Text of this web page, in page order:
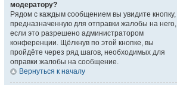
модератору?
Рядом с каждым сообщением вы увидите кнопку,
предназначенную для отправки жалобы на него,
если это разрешено администратором
конференции. Щёлкнув по этой кнопке, вы
пройдёте через ряд шагов, необходимых для
оправки жалобы на сообщение.
Вернуться к началу